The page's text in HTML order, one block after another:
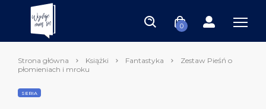
0
Strona główna Książki Fantastyka
Zestaw Pieśń o
płomieniach i mroku
SERIA